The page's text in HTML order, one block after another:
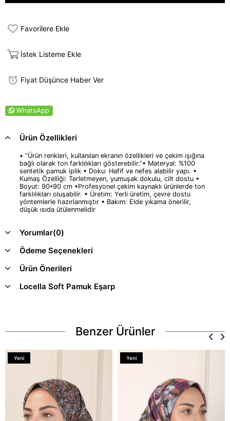
Favorilere Ekle
İstek Listeme Ekle
Fiyat Düşünce Haber Ver
WhatsApp
Ürün Özellikleri
• “Ürün renkleri, kullanılan ekranın özellikleri ve çekim ışığına
bağlı olarak ton farklılıkları gösterebilir.”• Materyal: %100
sentetik pamuk iplik • Doku: Hafif ve nefes alabilir yapı. •
Kumaş Özelliği: Terletmeyen, yumuşak dokulu, cilt dostu •
Boyut: 90*90 cm •Profesyonel çekim kaynaklı ürünlerde ton
farklılıkları oluşabilir. • Üretim: Yerli üretim, çevre dostu
yöntemlerle hazırlanmıştır • Bakım: Elde yıkama önerilir,
düşük ısıda ütülenmelidir
Yorumlar(0)
Ödeme Seçenekleri
Ürün Önerileri
Locella Soft Pamuk Eşarp
Benzer Ürünler
Yeni
Yeni